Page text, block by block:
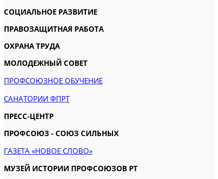
СОЦИАЛЬНОЕ РАЗВИТИЕ
ПРАВОЗАЩИТНАЯ РАБОТА
ОХРАНА ТРУДА
МОЛОДЕЖНЫЙ СОВЕТ
ПРОФСОЮЗНОЕ ОБУЧЕНИЕ
САНАТОРИИ ФПРТ
ПРЕСС-ЦЕНТР
ПРОФСОЮЗ - СОЮЗ СИЛЬНЫХ
ГАЗЕТА «НОВОЕ СЛОВО»
МУЗЕЙ ИСТОРИИ ПРОФСОЮЗОВ РТ